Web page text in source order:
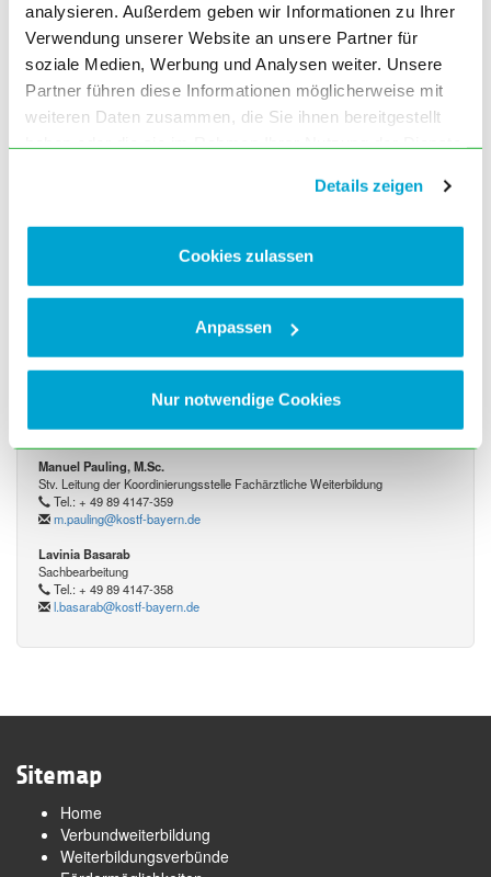
analysieren. Außerdem geben wir Informationen zu Ihrer
Verwendung unserer Website an unsere Partner für
soziale Medien, Werbung und Analysen weiter. Unsere
Partner führen diese Informationen möglicherweise mit
weiteren Daten zusammen, die Sie ihnen bereitgestellt
haben oder die sie im Rahmen Ihrer Nutzung der Dienste
Cookies, wenn Sie unsere Webseite weiterhin nutzen.
Details zeigen
Cookies zulassen
Anpassen
Nur notwendige Cookies
Kontakt
Dr. med. Marie-Christine Makeschin
Stv. Leitung der Koordinierungsstelle Fachärztliche Weiterbildung
y.may@kostf-bayern.de
Manuel Pauling, M.Sc.
Stv. Leitung der Koordinierungsstelle Fachärztliche Weiterbildung
Tel.: + 49 89 4147-359
m.pauling@kostf-bayern.de
Lavinia Basarab
Sachbearbeitung
Tel.: + 49 89 4147-358
l.basarab@kostf-bayern.de
Sitemap
Home
Verbundweiterbildung
Weiterbildungsverbünde